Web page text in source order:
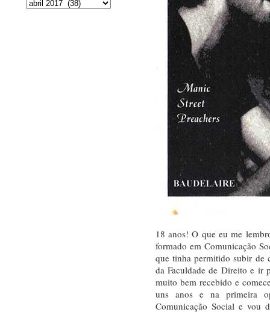
18 anos! O que eu me
formado em Comunicação
que tinha permitido subir de
da Faculdade de Direito e ir
muito bem recebido e
uns anos e na primeira
Comunicação Social e vou